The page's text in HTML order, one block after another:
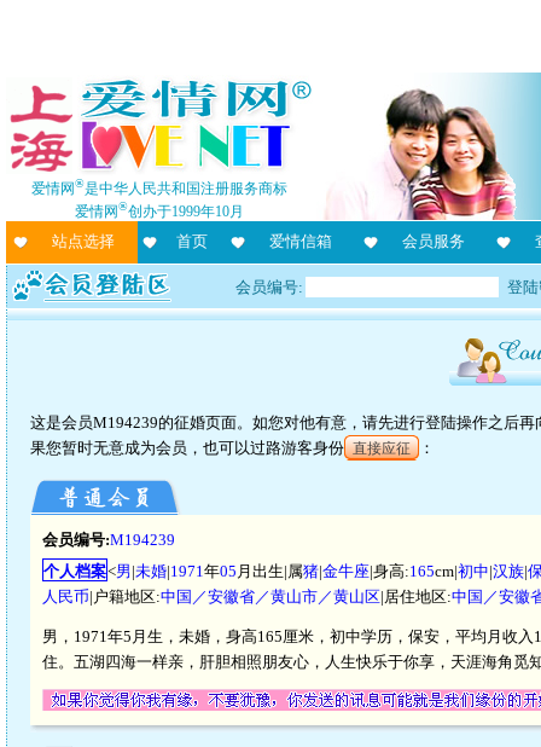
爱情网®是中华人民共和国注册服务商标
爱情网®创办于1999年10月
站点选择 首页 爱情信箱 会员服务
会员编号: 登
这是会员M194239的征婚页面。如您对他有意，请先进行登陆操作之后
果您暂时无意成为会员，也可以过路游客身份 直接应征 ：
会员编号:M194239
个人档案<男|未婚|1971年05 月出生|属猪|金牛座|身高:165cm|初中|汉族|
人民币|户籍地区:中国／安徽省／黄山市／黄山区|居住地区:中国／安徽
男，1971年5月生，未婚，身高165厘米，初中学历，保安，平均月收
住。五湖四海一样亲，肝胆相照朋友心，人生快乐于你享，天涯海角觅